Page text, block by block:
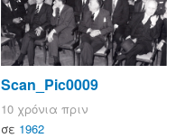
Scan_Pic0009
10 χρόνια πριν
σε 1962